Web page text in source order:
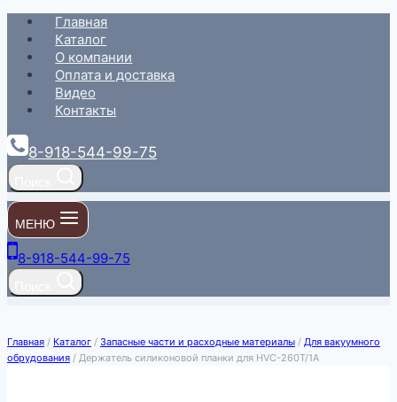
Перейти
содержимому
Главная
Каталог
О компании
Оплата и доставка
Видео
Контакты
8-918-544-99-75
МЕНЮ
8-918-544-99-75
Главная / Каталог / Запасные части и расходные материалы / Для вакуумного
обрудования / Держатель силиконовой планки для HVC-260T/1A